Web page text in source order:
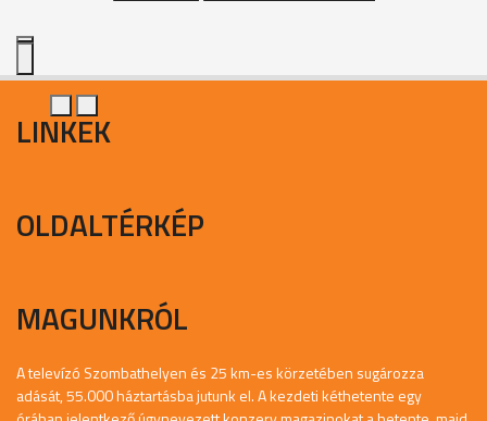
LINKEK
OLDALTÉRKÉP
MAGUNKRÓL
A televízó Szombathelyen és 25 km-es körzetében sugározza
adását, 55.000 háztartásba jutunk el. A kezdeti kéthetente egy